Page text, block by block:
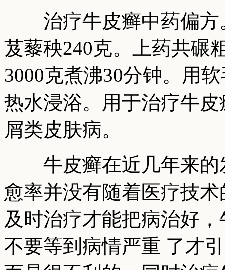
治疗牛皮癣中药偏方
芨藜秧240克。上药共碾
3000克煮沸30分钟。用
热水浸浴。用于治疗牛
屑类皮肤病。
牛皮癣在近几年来的
愈率并没有随着医疗技
及时治疗才能把病治好
不要等到病情严重 了才